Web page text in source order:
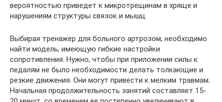
вероятностью приведет к микротрещинам в хряще и
нарушениям структуры связок и мышц.
Выбирая тренажер для больного артрозом, необходимо
найти модель, имеющую гибкие настройки
сопротивления. Нужно, чтобы при приложении силы к
педалям не было необходимости делать толкающие и
резкие движения. Они могут привести к мелким травмам.
Начальная продолжительность занятий составляет 15-